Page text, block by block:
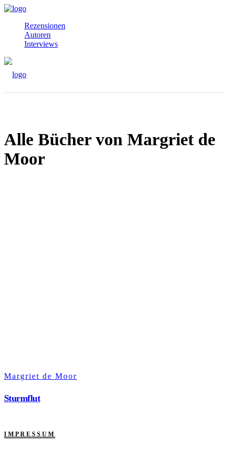
Rezensionen
Autoren
Interviews
Alle Bücher von Margriet de
Moor
Margriet de Moor
Sturmflut
IMPRESSUM